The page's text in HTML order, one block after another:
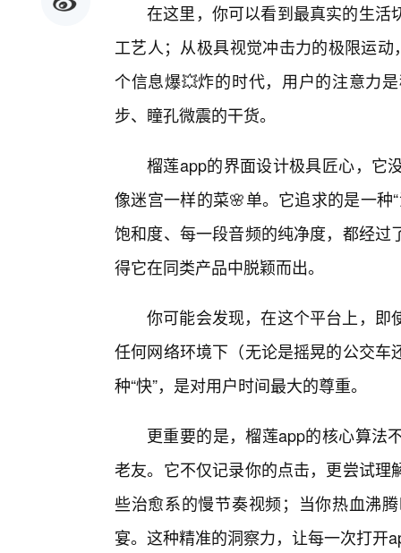
在这里，你可以看到最真实的生活
工艺人；从极具视觉冲击力的极限运
个信息爆💥炸的时代，用户的注意力
步、瞳孔微震的干货。
榴莲app的界面设计极具匠心，它
像迷宫一样的菜🌸单。它追求的是一
饱和度、每一段音频的纯净度，都经
得它在同类产品中脱颖而出。
你可能会发现，在这个平台上，即
任何网络环境下（无论是摇晃的公交
种“快”，是对用户时间最大的尊重。
更重要的是，榴莲app的核心算法
老友。它不仅记录你的点击，更尝试
些治愈系的慢节奏视频；当你热血沸
宴。这种精准的洞察力，让每一次打开